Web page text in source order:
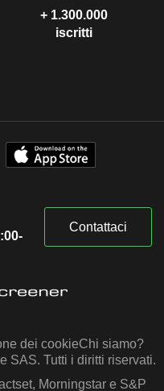
+ 1.300.000
iscritti
Contattaci
dei cookieChi siamo?
SAS. Tutti i diritti riservati.
Morningstar e S&P